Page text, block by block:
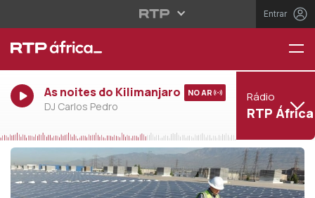
Entrar
As noites do Kilimanjaro
DJ Carlos Pedro
NO AR Rádio
RTP África